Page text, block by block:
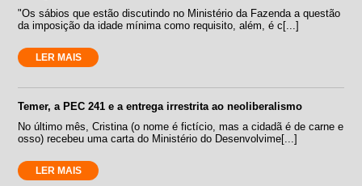
"Os sábios que estão discutindo no Ministério da Fazenda a questão
da imposição da idade mínima como requisito, além, é c[...]
LER MAIS
Temer, a PEC 241 e a entrega irrestrita ao neoliberalismo
No último mês, Cristina (o nome é fictício, mas a cidadã é de carne e
osso) recebeu uma carta do Ministério do Desenvolvime[...]
LER MAIS